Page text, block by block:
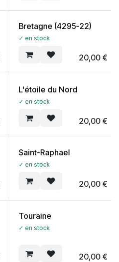
Bretagne (4295-22)
✓ en stock
20,00€
L'étoile du Nord
✓ en stock
20,00€
Saint-Raphael
✓ en stock
20,00€
Touraine
✓ en stock
20,00€